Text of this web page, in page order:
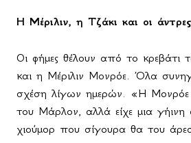
Η Μέριλιν, η Τζάκι και οι
Οι φήμες θέλουν από το κρεβάτι
και η Μέριλιν Μονρόε. Όλα
σχέση λίγων ημερών. «Η
του Μάρλον, αλλά είχε μια γήινη
χιούμορ που σίγουρα θα του